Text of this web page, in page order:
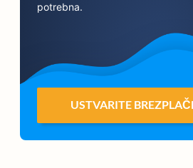
potrebna.
USTVARITE